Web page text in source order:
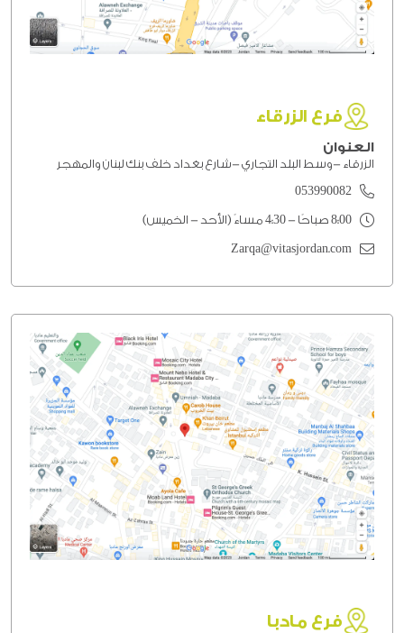
فرع الزرقاء
العنوان
الزرقاء -وسط البلد التجاري -شارع بغداد خلف بنك لبنان والمهجر
053990082
8:00 صباحًا - 4:30 مساءً (الأحد - الخميس)
Zarqa@vitasjordan.com
فرع مادبا